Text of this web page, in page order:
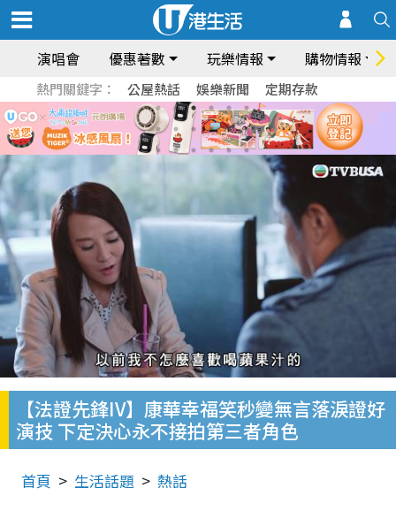
演唱會 優惠著數 玩樂情報 購物情報
熱門關鍵字： 公屋熱話 娛樂新聞 定期存款
【法證先鋒IV】康華幸福笑秒變無言落淚證好
演技 下定決心永不接拍第三者角色
首頁 生活話題 熱話